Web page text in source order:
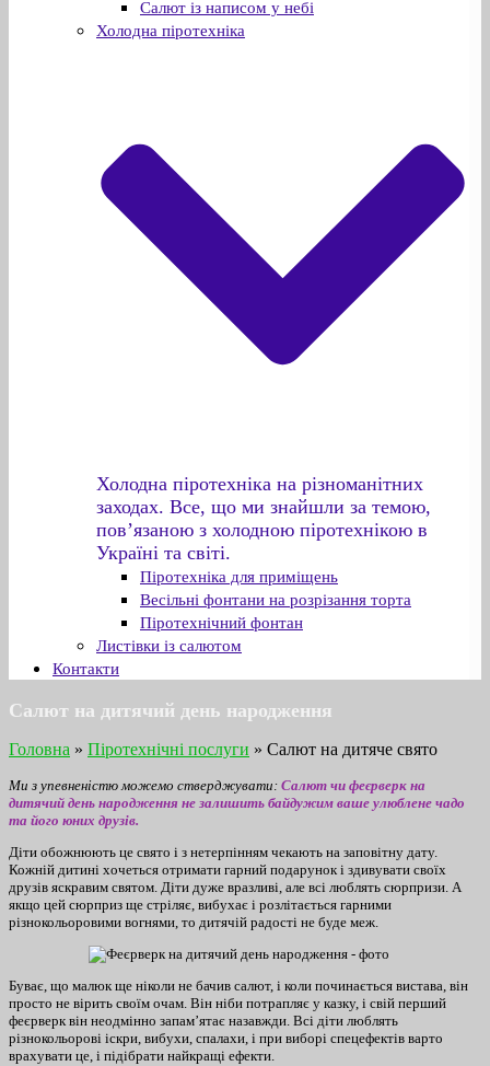
Салют із написом у небі
Холодна піротехніка
Холодна піротехніка на різноманітних
заходах. Все, що ми знайшли за темою,
пов’язаною з холодною піротехнікою в
Україні та світі.
Піротехніка для приміщень
Весільні фонтани на розрізання торта
Піротехнічний фонтан
Листівки із салютом
Контакти
Салют на дитячий день народження
Головна » Піротехнічні послуги » Салют на дитяче свято
Ми з упевненістю можемо стверджувати: Салют чи феєрверк на
дитячий день народження не залишить байдужим ваше улюблене чадо
та його юних друзів.
Діти обожнюють це свято і з нетерпінням чекають на заповітну дату.
Кожній дитині хочеться отримати гарний подарунок і здивувати своїх
друзів яскравим святом. Діти дуже вразливі, але всі люблять сюрпризи. А
якщо цей сюрприз ще стріляє, вибухає і розлітається гарними
різнокольоровими вогнями, то дитячій радості не буде меж.
Буває, що малюк ще ніколи не бачив салют, і коли починається вистава, він
просто не вірить своїм очам. Він ніби потрапляє у казку, і свій перший
феєрверк він неодмінно запам’ятає назавжди. Всі діти люблять
різнокольорові іскри, вибухи, спалахи, і при виборі спецефектів варто
врахувати це, і підібрати найкращі ефекти.